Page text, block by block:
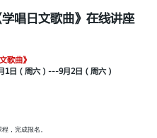
唱日文歌曲》在线讲座
歌曲》
1日（周六）---9月2日（周六）
，完成报名。